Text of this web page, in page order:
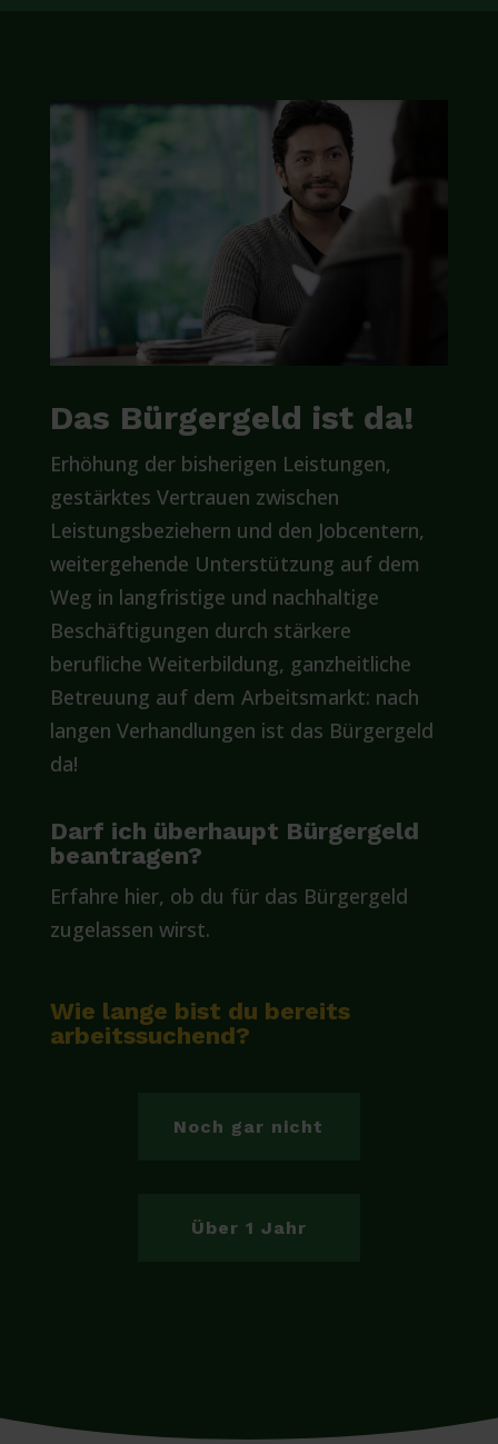
Das Bürgergeld ist da!
Erhöhung der bisherigen Leistungen,
gestärktes Vertrauen zwischen
Leistungsbeziehern und den Jobcentern,
weitergehende Unterstützung auf dem
Weg in langfristige und nachhaltige
Beschäftigungen durch stärkere
berufliche Weiterbildung, ganzheitliche
Betreuung auf dem Arbeitsmarkt: nach
langen Verhandlungen ist das Bürgergeld
da!
Darf ich überhaupt Bürgergeld
beantragen?
Erfahre hier, ob du für das Bürgergeld
zugelassen wirst.
Wie lange bist du bereits
arbeitssuchend?
Noch gar nicht
Über 1 Jahr